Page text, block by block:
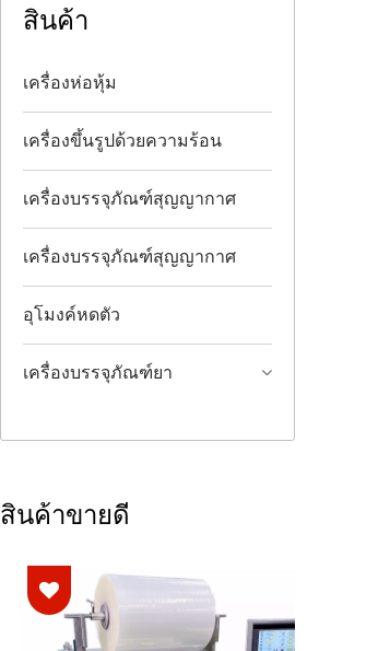
สินค้า
เครื่องห่อหุ้ม
เครื่องขึ้นรูปด้วยความร้อน
เครื่องบรรจุภัณฑ์สุญญากาศ
เครื่องบรรจุภัณฑ์สุญญากาศ
อุโมงค์หดตัว
เครื่องบรรจุภัณฑ์ยา
สินค้าขายดี